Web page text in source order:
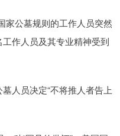
公墓规则的工作人员突然
作人员及其专业精神受到
人员决定“不将推人者告上